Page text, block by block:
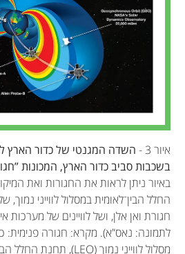
איור 3 -
השדה המגנטי של כדור הארץ
בשכבות סביב כדור הארץ, המכונות
באיור ניתן לראות את החגורות ואת
החלל הבין־לאומית במסלול לווייני